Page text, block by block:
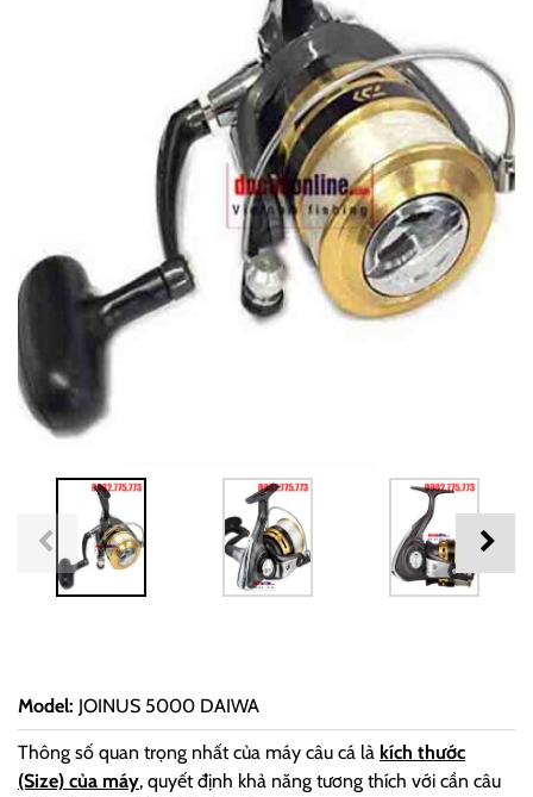
Model: JOINUS 5000 DAIWA
Thông số quan trọng nhất của máy câu cá là kích thước
(Size) của máy, quyết định khả năng tương thích với cần câu